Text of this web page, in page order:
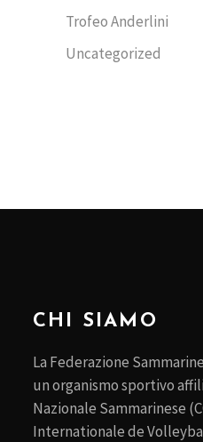
Trofeo Anderlini
Uncategorized
CHI SIAMO
La Federazione
un organismo sportivo
Nazionale Sammarinese
Internationale de